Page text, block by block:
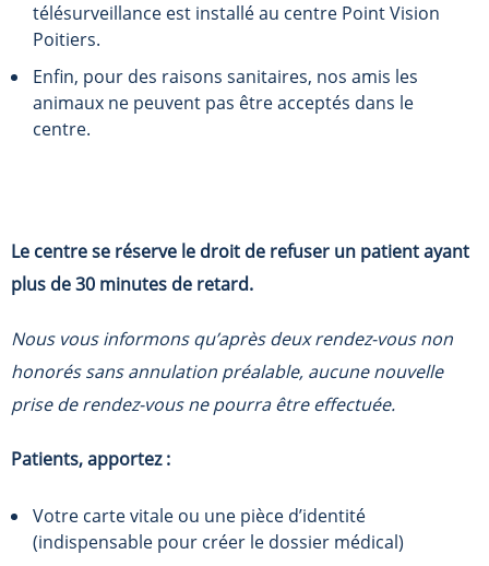
télésurveillance est installé au centre Point Vision
Poitiers.
Enfin, pour des raisons sanitaires, nos amis les
animaux ne peuvent pas être acceptés dans le
centre.
Le centre se réserve le droit de refuser un patient ayant
plus de 30 minutes de retard.
Nous vous informons qu’après deux rendez-vous non
honorés sans annulation préalable, aucune nouvelle
prise de rendez-vous ne pourra être effectuée.
Patients, apportez :
Votre carte vitale ou une pièce d’identité
(indispensable pour créer le dossier médical)